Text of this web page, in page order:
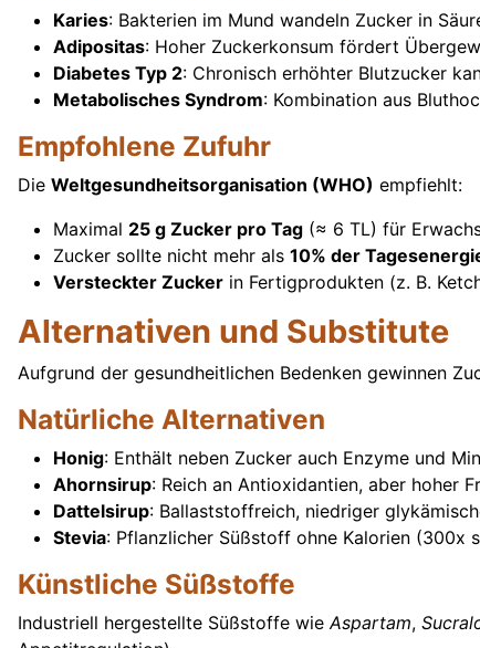
Karies: Bakterien im Mund wandeln Zucker in
Adipositas: Hoher Zuckerkonsum fördert
Diabetes Typ 2: Chronisch erhöhter Blutzucker
Metabolisches Syndrom: Kombination aus
Empfohlene Zufuhr
Die Weltgesundheitsorganisation (WHO) empfiehlt:
Maximal 25 g Zucker pro Tag (≈ 6 TL) für
Zucker sollte nicht mehr als 10% der
Versteckter Zucker in Fertigprodukten (z. B.
Alternativen und Substitute
Aufgrund der gesundheitlichen Bedenken gewinnen
Natürliche Alternativen
Honig: Enthält neben Zucker auch Enzyme und
Ahornsirup: Reich an Antioxidantien, aber hoher
Dattelsirup: Ballaststoffreich, niedriger
Stevia: Pflanzlicher Süßstoff ohne Kalorien (300x
Künstliche Süßstoffe
Industriell hergestellte Süßstoffe wieAspartam,